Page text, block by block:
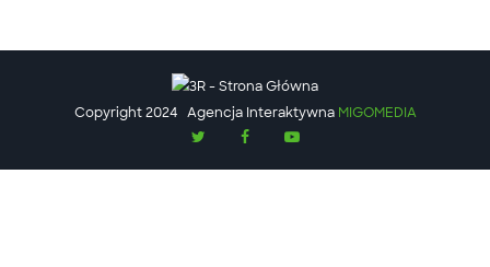
Copyright 2024Agencja Interaktywna MIGOMEDIA